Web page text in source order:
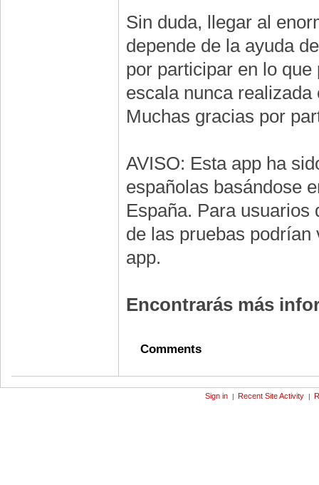
Sin duda, llegar al
depende de la ayuda
por participar en lo
escala nunca
Muchas gracias por
AVISO: Esta app ha
españolas basándose
España. Para usuarios
de las pruebas
app.
Encontrarás más
Comments
Sign in | Recent Site Activity |